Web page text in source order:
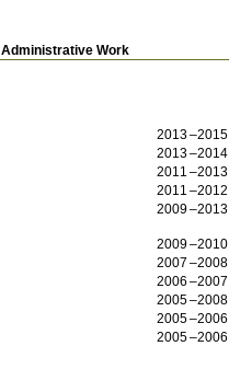
Administrative Work
2013
2015
2013
2014
2011
2013
2011
2012
2009
2013
2009
2010
2007
2008
2006
2007
2005
2008
2005
2006
2005
2006